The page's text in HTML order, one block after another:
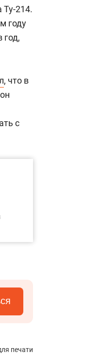
Ту-214.
году
год,
, что в
с
печати